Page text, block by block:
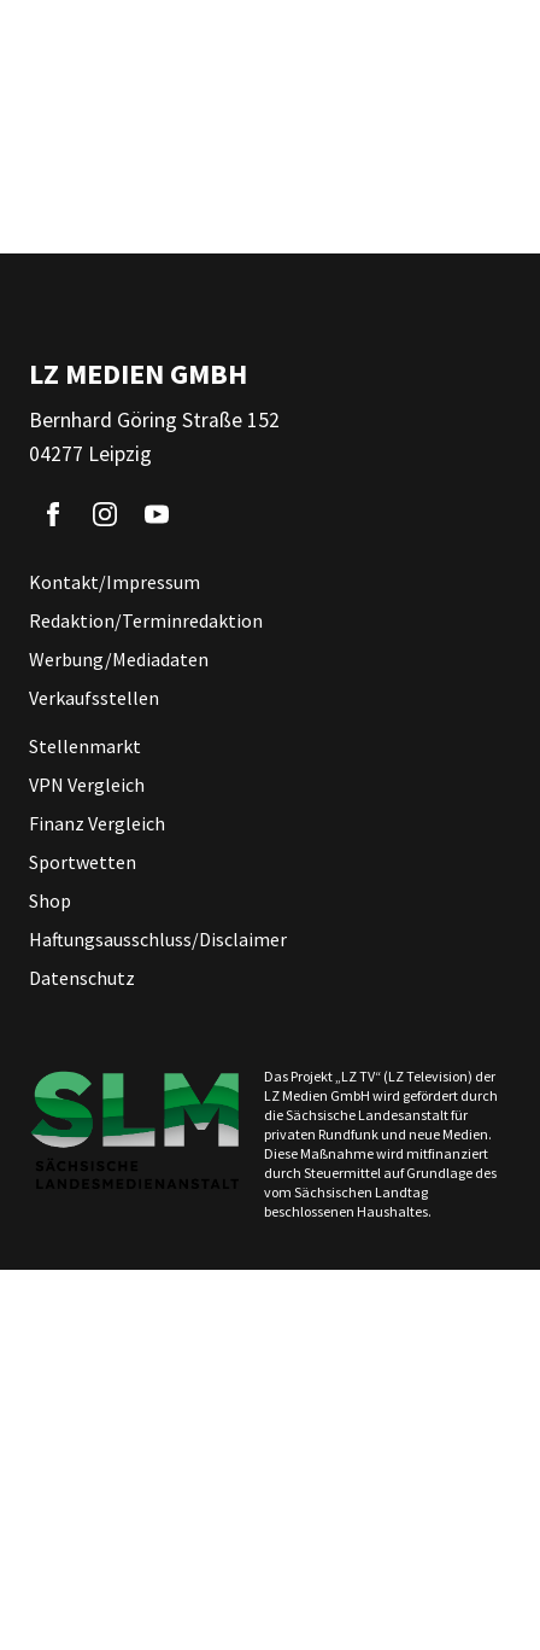
LZ MEDIEN GMBH
Bernhard Göring Straße 152
04277 Leipzig
Kontakt/Impressum
Redaktion/Terminredaktion
Werbung/Mediadaten
Verkaufsstellen
Stellenmarkt
VPN Vergleich
Finanz Vergleich
Sportwetten
Shop
Haftungsausschluss/Disclaimer
Datenschutz
Das Projekt „LZ TV“ (LZ Television) der
LZ Medien GmbH wird gefördert durch
die Sächsische Landesanstalt für
privaten Rundfunk und neue Medien.
Diese Maßnahme wird mitfinanziert
durch Steuermittel auf Grundlage des
vom Sächsischen Landtag
beschlossenen Haushaltes.